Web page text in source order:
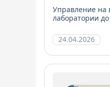
Управление на
лаборатории
24.04.2026